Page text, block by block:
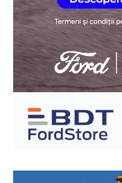
la autoturism.
Un amanet mașini
atunci când este
financiare pe
realist de
este recomandată
costurilor și a
ca soluția aleasă să